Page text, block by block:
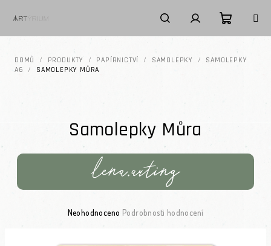
Hledat PřihlášeníNákupní
DOMŮ / PRODUKTY / PAPÍRNICTVÍ / SAMOLEPKY /
SAMOLEPKY
A6
/ SAMOLEPKY MŮRA
Samolepky Můra
Průměrné hodnocení produktu je 0,0 z 5 hvězdiček.
Neohodnoceno Podrobnosti hodnocení